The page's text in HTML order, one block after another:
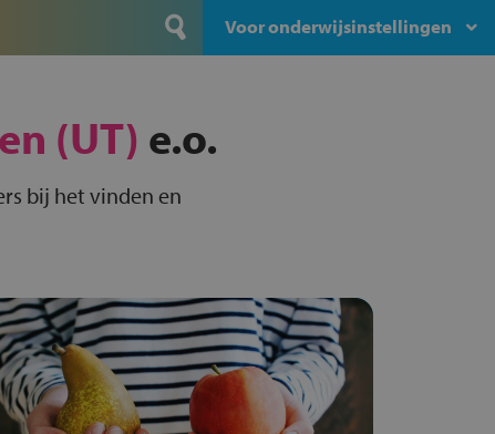
Voor onderwijsinstellingen
(UT) e.o.
bij het vinden en